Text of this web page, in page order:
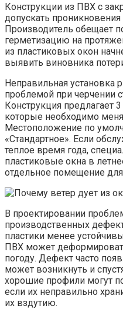
Конструкции из ПВХ с
допускать проникновения
Производитель обещает
герметизацию на
из пластиковых окон
выявить виновника
Неправильная установка
проблемой при черчении
Конструкция предлагает
которые необходимо
Местоположение по
«Стандартное». Если
теплое время года,
пластиковые окна в
отдельное помещение
В проектировании
производственных
пластики менее
ПВХ может
погоду. Дефект часто
может возникнуть и
хорошие профили могут
если их неправильно
их вздутию.